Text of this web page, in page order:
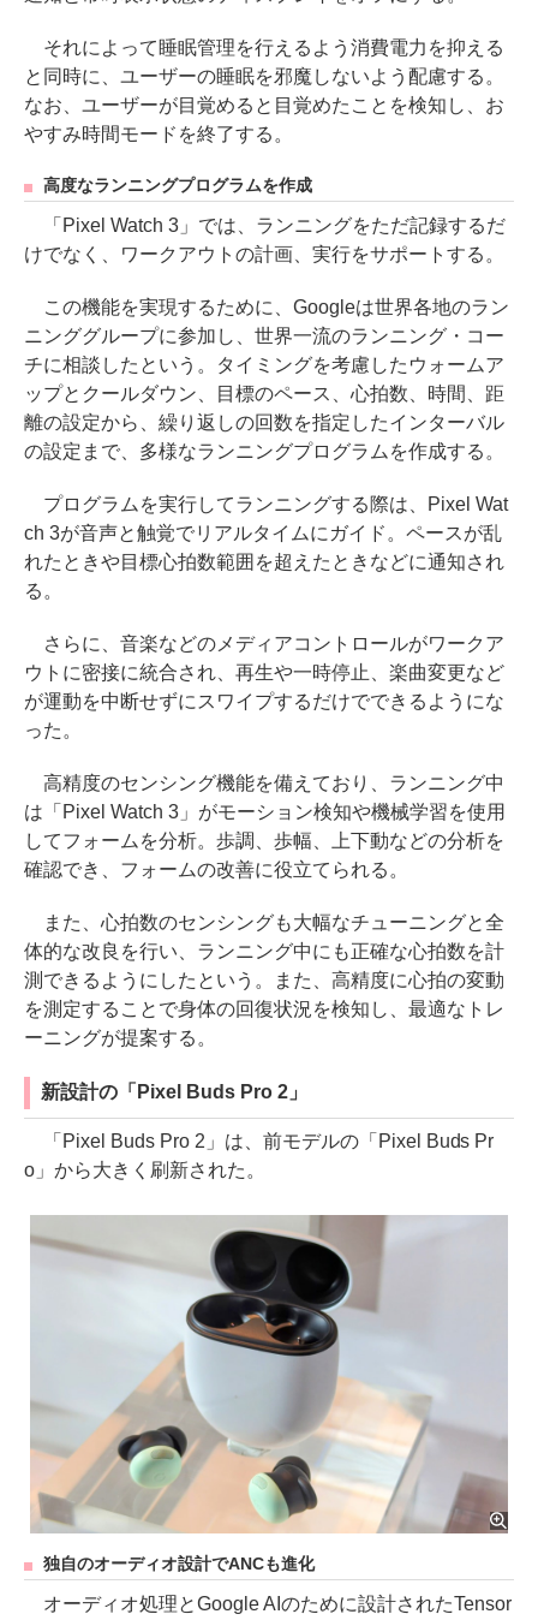
それによって睡眠管理を行えるよう消費電力を抑える
と同時に、ユーザーの睡眠を邪魔しないよう配慮する。
なお、ユーザーが目覚めると目覚めたことを検知し、お
やすみ時間モードを終了する。
高度なランニングプログラムを作成
「Pixel Watch 3」では、ランニングをただ記録するだ
けでなく、ワークアウトの計画、実行をサポートする。
この機能を実現するために、Googleは世界各地のラン
ニンググループに参加し、世界一流のランニング・コー
チに相談したという。タイミングを考慮したウォームア
ップとクールダウン、目標のペース、心拍数、時間、距
離の設定から、繰り返しの回数を指定したインターバル
の設定まで、多様なランニングプログラムを作成する。
プログラムを実行してランニングする際は、Pixel Wat
ch 3が音声と触覚でリアルタイムにガイド。ペースが乱
れたときや目標心拍数範囲を超えたときなどに通知され
る。
さらに、音楽などのメディアコントロールがワークア
ウトに密接に統合され、再生や一時停止、楽曲変更など
が運動を中断せずにスワイプするだけでできるようにな
った。
高精度のセンシング機能を備えており、ランニング中
は「Pixel Watch 3」がモーション検知や機械学習を使用
してフォームを分析。歩調、歩幅、上下動などの分析を
確認でき、フォームの改善に役立てられる。
また、心拍数のセンシングも大幅なチューニングと全
体的な改良を行い、ランニング中にも正確な心拍数を計
測できるようにしたという。また、高精度に心拍の変動
を測定することで身体の回復状況を検知し、最適なトレ
ーニングが提案する。
新設計の「Pixel Buds Pro 2」
「Pixel Buds Pro 2」は、前モデルの「Pixel Buds Pr
o」から大きく刷新された。
独自のオーディオ設計でANCも進化
オーディオ処理とGoogle AIのために設計されたTensor